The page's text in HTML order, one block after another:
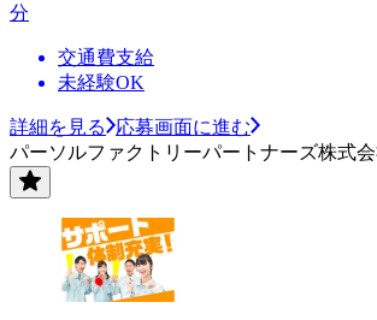
分
交通費支給
未経験OK
詳細を見る
応募画面に進む
パーソルファクトリーパートナーズ株式会